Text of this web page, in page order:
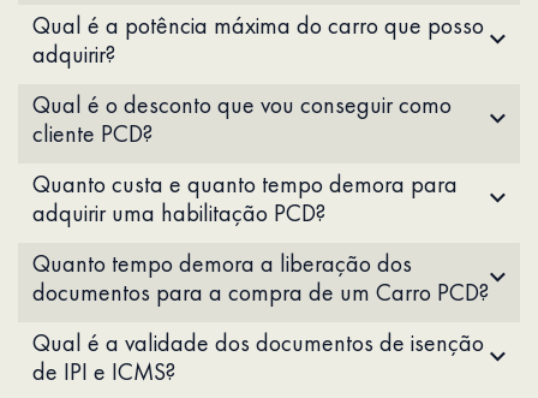
Qual é a potência máxima do carro que posso
adquirir?
Qual é o desconto que vou conseguir como
cliente PCD?
Quanto custa e quanto tempo demora para
adquirir uma habilitação PCD?
Quanto tempo demora a liberação dos
documentos para a compra de um Carro PCD?
Qual é a validade dos documentos de isenção
de IPI e ICMS?